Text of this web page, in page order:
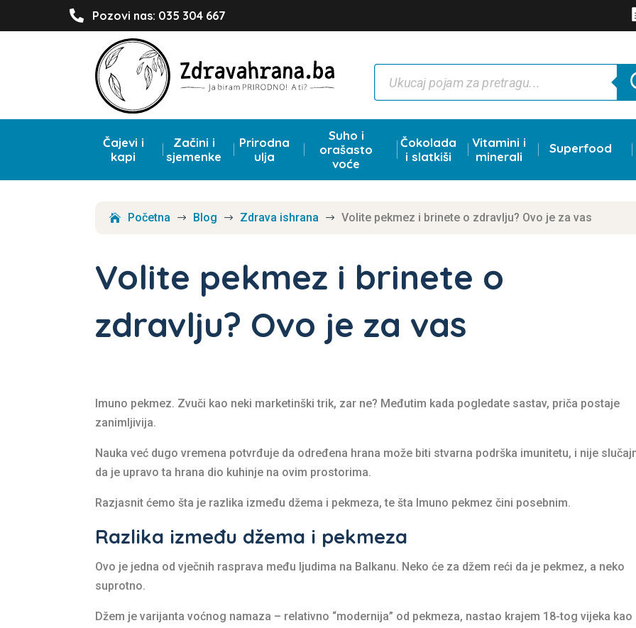
 Pozovi nas: 035 304 667
Products
search
Čajevi i
kapi
Začini i
sjemenke
Prirodna
ulja
Suho i
orašasto
voće
Čokolada
i slatkiši
Vitamini i
minerali
Superfood
Početna $ Blog $ Zdrava ishrana $ Volite pekmez i brinete o zdravlju? Ovo je za vas
Volite pekmez i brinete o
zdravlju? Ovo je za vas
Imuno pekmez. Zvuči kao neki marketinški trik, zar ne? Međutim kada pogledate sastav, priča postaje
zanimljivija.
Nauka već dugo vremena potvrđuje da određena hrana može biti stvarna podrška imunitetu, i nije
da je upravo ta hrana dio kuhinje na ovim prostorima.
Razjasnit ćemo šta je razlika između džema i pekmeza, te šta Imuno pekmez čini posebnim.
Razlika između džema i pekmeza
Ovo je jedna od vječnih rasprava među ljudima na Balkanu. Neko će za džem reći da je pekmez, a neko
suprotno.
Džem je varijanta voćnog namaza – relativno “modernija” od pekmeza, nastao krajem 18-tog vijeka kao